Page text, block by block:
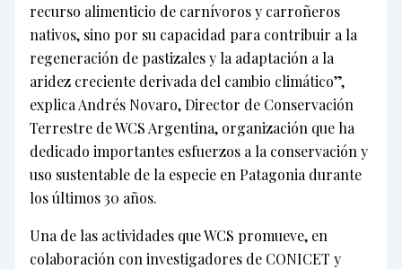
recurso alimenticio de carnívoros y carroñeros
nativos, sino por su capacidad para contribuir a la
regeneración de pastizales y la adaptación a la
aridez creciente derivada del cambio climático”,
explica Andrés Novaro, Director de Conservación
Terrestre de WCS Argentina, organización que ha
dedicado importantes esfuerzos a la conservación y
uso sustentable de la especie en Patagonia durante
los últimos 30 años.
Una de las actividades que WCS promueve, en
colaboración con investigadores de CONICET y